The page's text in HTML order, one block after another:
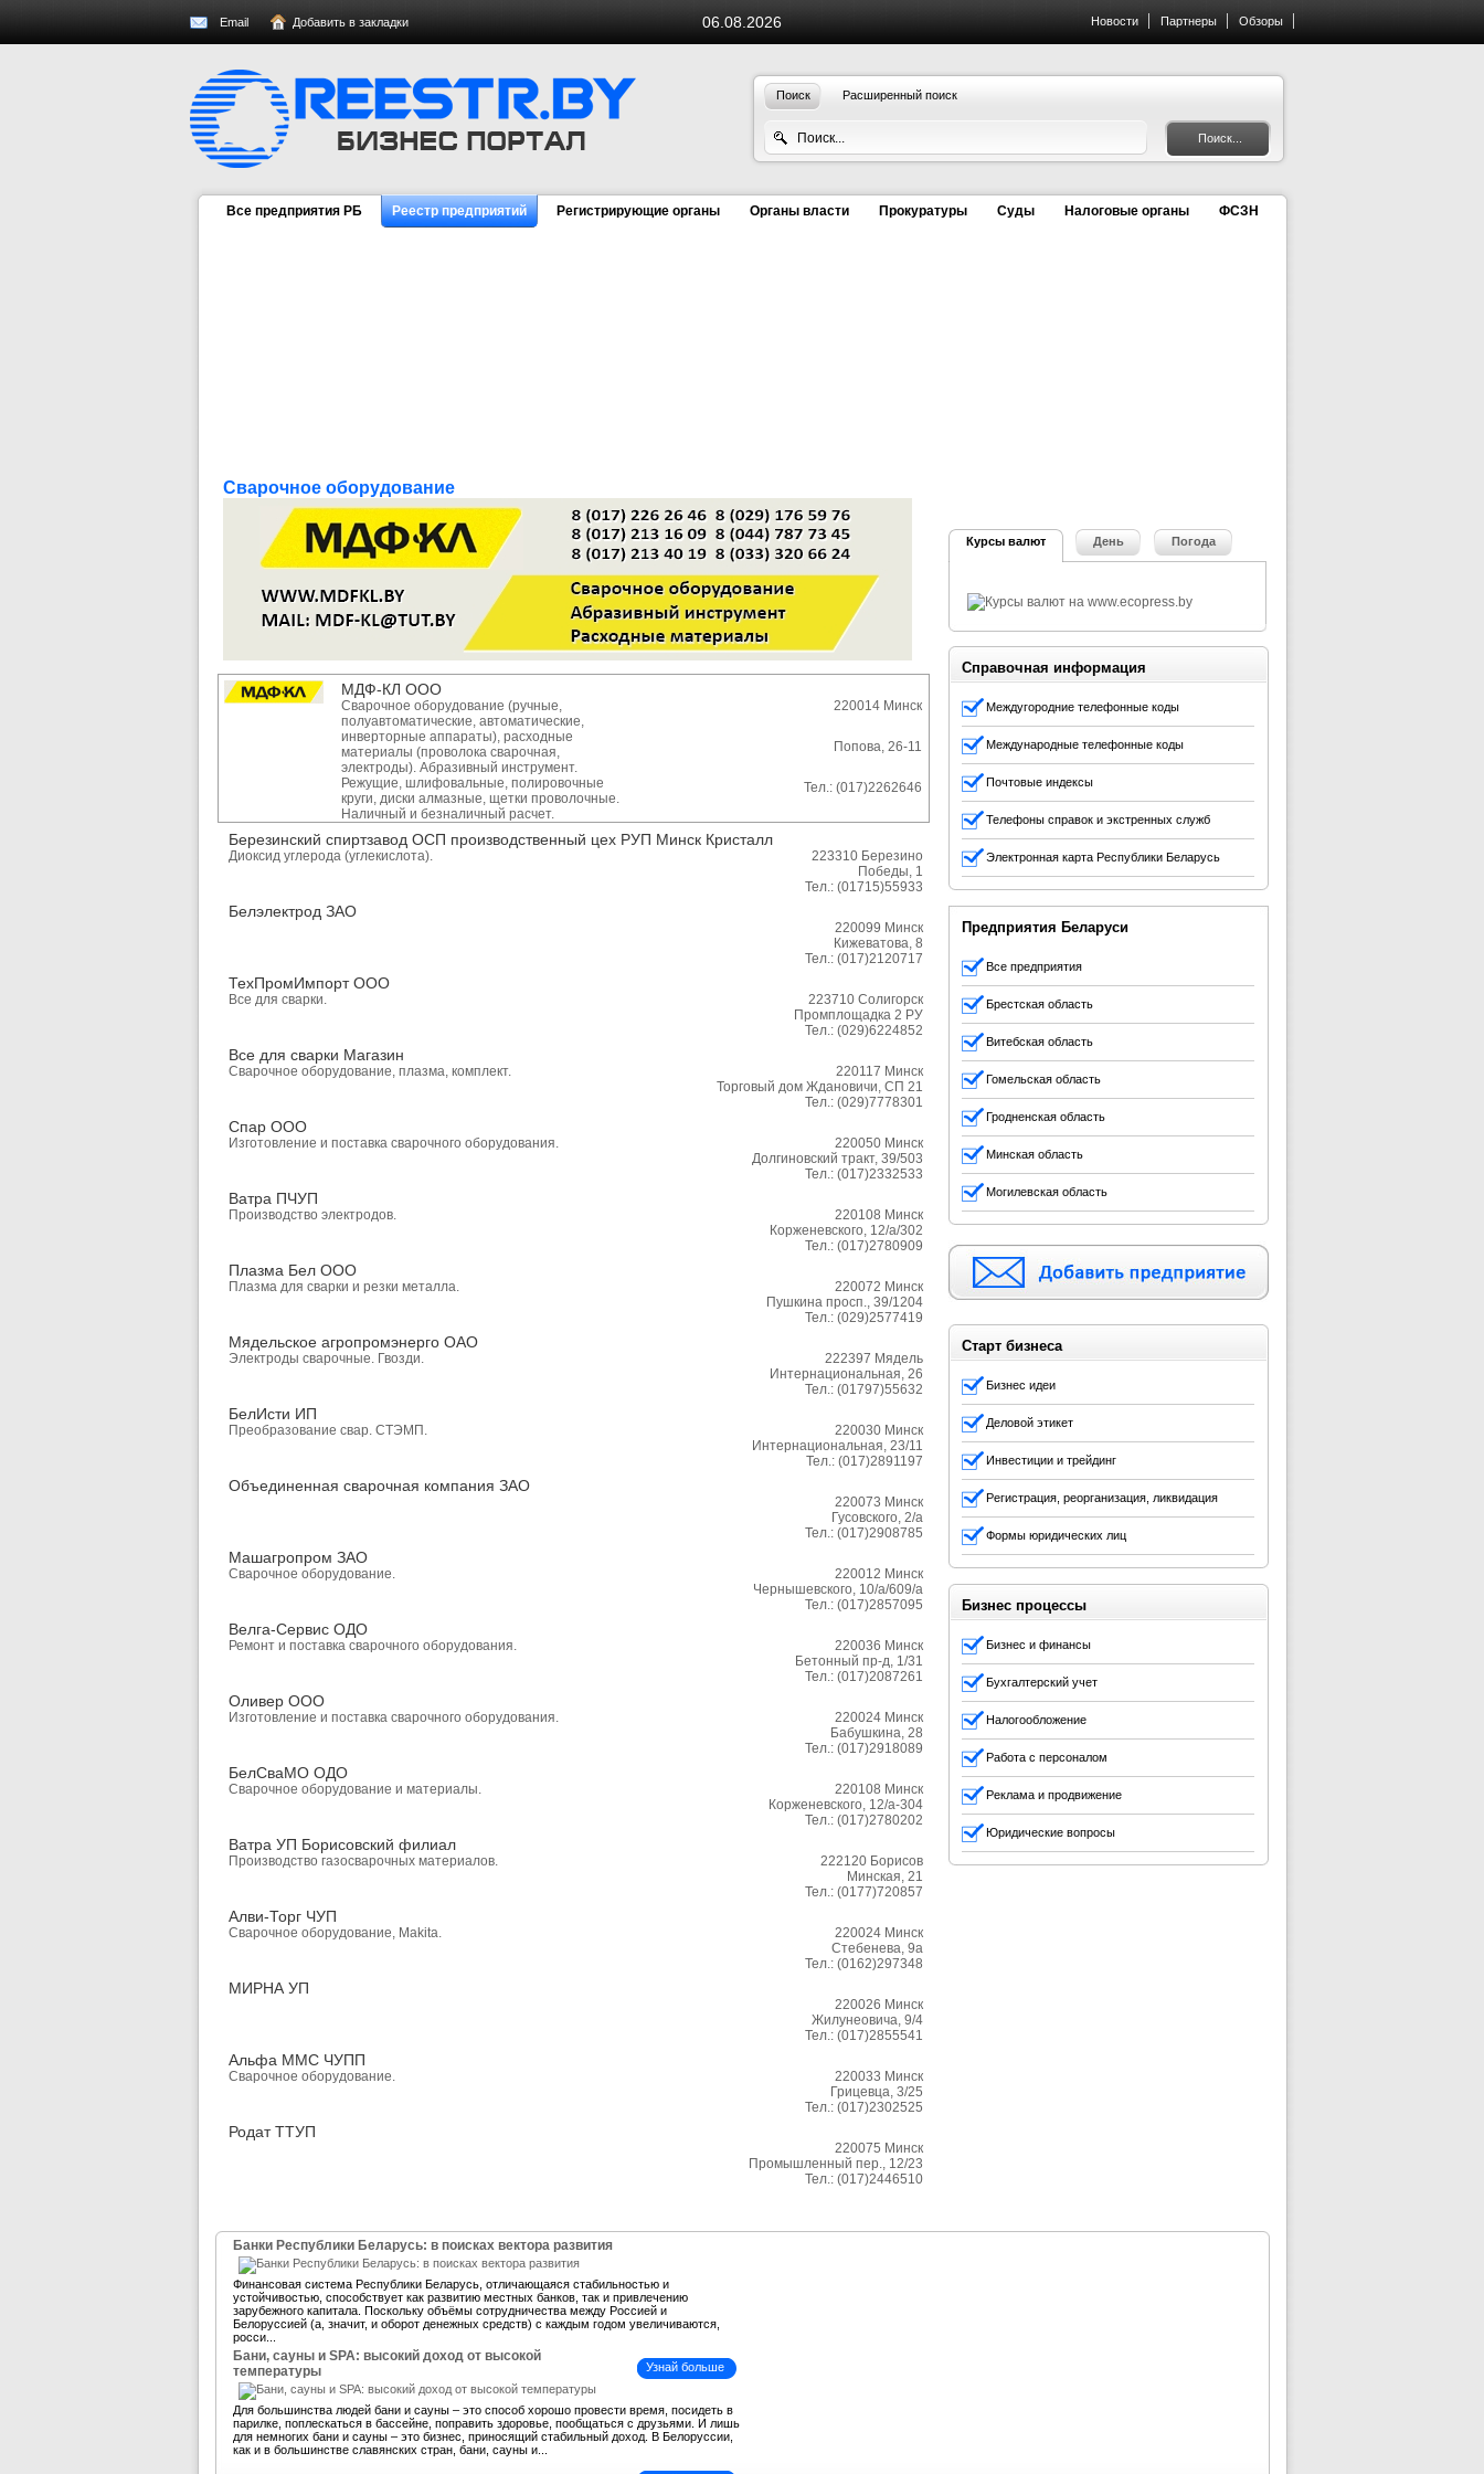
06.08.2026
Email Добавить в закладки Новости Партнеры Обзоры
Поиск Расширенный поиск
Все предприятия РБ Реестр предприятий Регистрирующие органы Органы власти Прокуратуры Суды Налоговые органы ФСЗН
Сварочное оборудование
МДФ-КЛ ООО
Сварочное оборудование (ручные,
полуавтоматические, автоматические,
инверторные аппараты), расходные
материалы (проволока сварочная,
электроды). Абразивный инструмент.
Режущие, шлифовальные, полировочные
круги, диски алмазные, щетки проволочные.
Наличный и безналичный расчет.
220014 Минск
Попова, 26-11
Тел.: (017)2262646
Березинский спиртзавод ОСП производственный цех РУП Минск Кристалл
Диоксид углерода (углекислота). 223310 Березино
Победы, 1
Тел.: (01715)55933
Белэлектрод ЗАО
220099 Минск
Кижеватова, 8
Тел.: (017)2120717
ТехПромИмпорт ООО
Все для сварки. 223710 Солигорск
Промплощадка 2 РУ
Тел.: (029)6224852
Все для сварки Магазин
Сварочное оборудование, плазма, комплект. 220117 Минск
Торговый дом Ждановичи, СП 21
Тел.: (029)7778301
Спар ООО
Изготовление и поставка сварочного оборудования. 220050 Минск
Долгиновский тракт, 39/503
Тел.: (017)2332533
Ватра ПЧУП
Производство электродов. 220108 Минск
Корженевского, 12/а/302
Тел.: (017)2780909
Плазма Бел ООО
Плазма для сварки и резки металла. 220072 Минск
Пушкина просп., 39/1204
Тел.: (029)2577419
Мядельское агропромэнерго ОАО
Электроды сварочные. Гвозди. 222397 Мядель
Интернациональная, 26
Тел.: (01797)55632
БелИсти ИП
Преобразование свар. СТЭМП. 220030 Минск
Интернациональная, 23/11
Тел.: (017)2891197
Объединенная сварочная компания ЗАО
220073 Минск
Гусовского, 2/а
Тел.: (017)2908785
Машагропром ЗАО
Сварочное оборудование. 220012 Минск
Чернышевского, 10/а/609/а
Тел.: (017)2857095
Велга-Сервис ОДО
Ремонт и поставка сварочного оборудования. 220036 Минск
Бетонный пр-д, 1/31
Тел.: (017)2087261
Оливер ООО
Изготовление и поставка сварочного оборудования. 220024 Минск
Бабушкина, 28
Тел.: (017)2918089
БелСваМО ОДО
Сварочное оборудование и материалы. 220108 Минск
Корженевского, 12/а-304
Тел.: (017)2780202
Ватра УП Борисовский филиал
Производство газосварочных материалов. 222120 Борисов
Минская, 21
Тел.: (0177)720857
Алви-Торг ЧУП
Сварочное оборудование, Makita. 220024 Минск
Стебенева, 9а
Тел.: (0162)297348
МИРНА УП
220026 Минск
Жилунеовича, 9/4
Тел.: (017)2855541
Альфа ММС ЧУПП
Сварочное оборудование. 220033 Минск
Грицевца, 3/25
Тел.: (017)2302525
Родат ТТУП
220075 Минск
Промышленный пер., 12/23
Тел.: (017)2446510
Курсы валют День Погода
Справочная информация
Междугородние телефонные коды
Международные телефонные коды
Почтовые индексы
Телефоны справок и экстренных служб
Электронная карта Республики Беларусь
Предприятия Беларуси
Все предприятия
Брестская область
Витебская область
Гомельская область
Гродненская область
Минская область
Могилевская область
Старт бизнеса
Бизнес идеи
Деловой этикет
Инвестиции и трейдинг
Регистрация, реорганизация, ликвидация
Формы юридических лиц
Бизнес процессы
Бизнес и финансы
Бухгалтерский учет
Налогообложение
Работа с персоналом
Реклама и продвижение
Юридические вопросы
Банки Республики Беларусь: в поисках вектора развития
Финансовая система Республики Беларусь, отличающаяся стабильностью и
устойчивостью, способствует как развитию местных банков, так и привлечению
зарубежного капитала. Поскольку объёмы сотрудничества между Россией и
Белоруссией (а, значит, и оборот денежных средств) с каждым годом увеличиваются,
росси...
Узнай больше
Бани, сауны и SPA: высокий доход от высокой
температуры
Для большинства людей бани и сауны – это способ хорошо провести время, посидеть в
парилке, поплескаться в бассейне, поправить здоровье, пообщаться с друзьями. И лишь
для немногих бани и сауны – это бизнес, приносящий стабильный доход. В Белоруссии,
как и в большинстве славянских стран, бани, сауны и...